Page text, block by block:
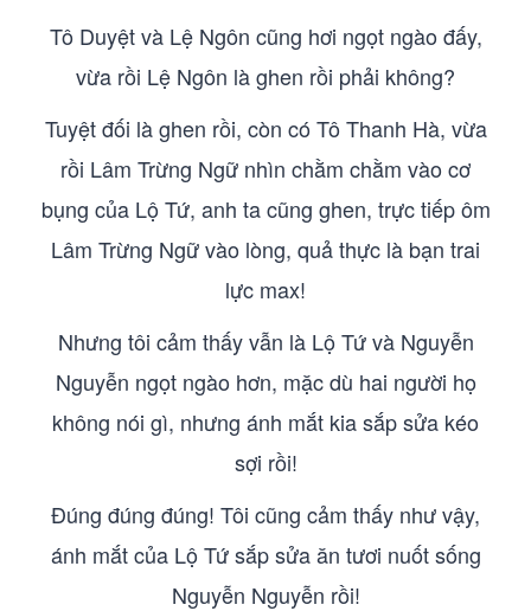
Tô Duyệt và Lệ Ngôn cũng hơi ngọt ngào đấy,
vừa rồi Lệ Ngôn là ghen rồi phải không?
Tuyệt đối là ghen rồi, còn có Tô Thanh Hà, vừa
rồi Lâm Trừng Ngữ nhìn chằm chằm vào cơ
bụng của Lộ Tứ, anh ta cũng ghen, trực tiếp ôm
Lâm Trừng Ngữ vào lòng, quả thực là bạn trai
lực max!
Nhưng tôi cảm thấy vẫn là Lộ Tứ và Nguyễn
Nguyễn ngọt ngào hơn, mặc dù hai người họ
không nói gì, nhưng ánh mắt kia sắp sửa kéo
sợi rồi!
Đúng đúng đúng! Tôi cũng cảm thấy như vậy,
ánh mắt của Lộ Tứ sắp sửa ăn tươi nuốt sống
Nguyễn Nguyễn rồi!